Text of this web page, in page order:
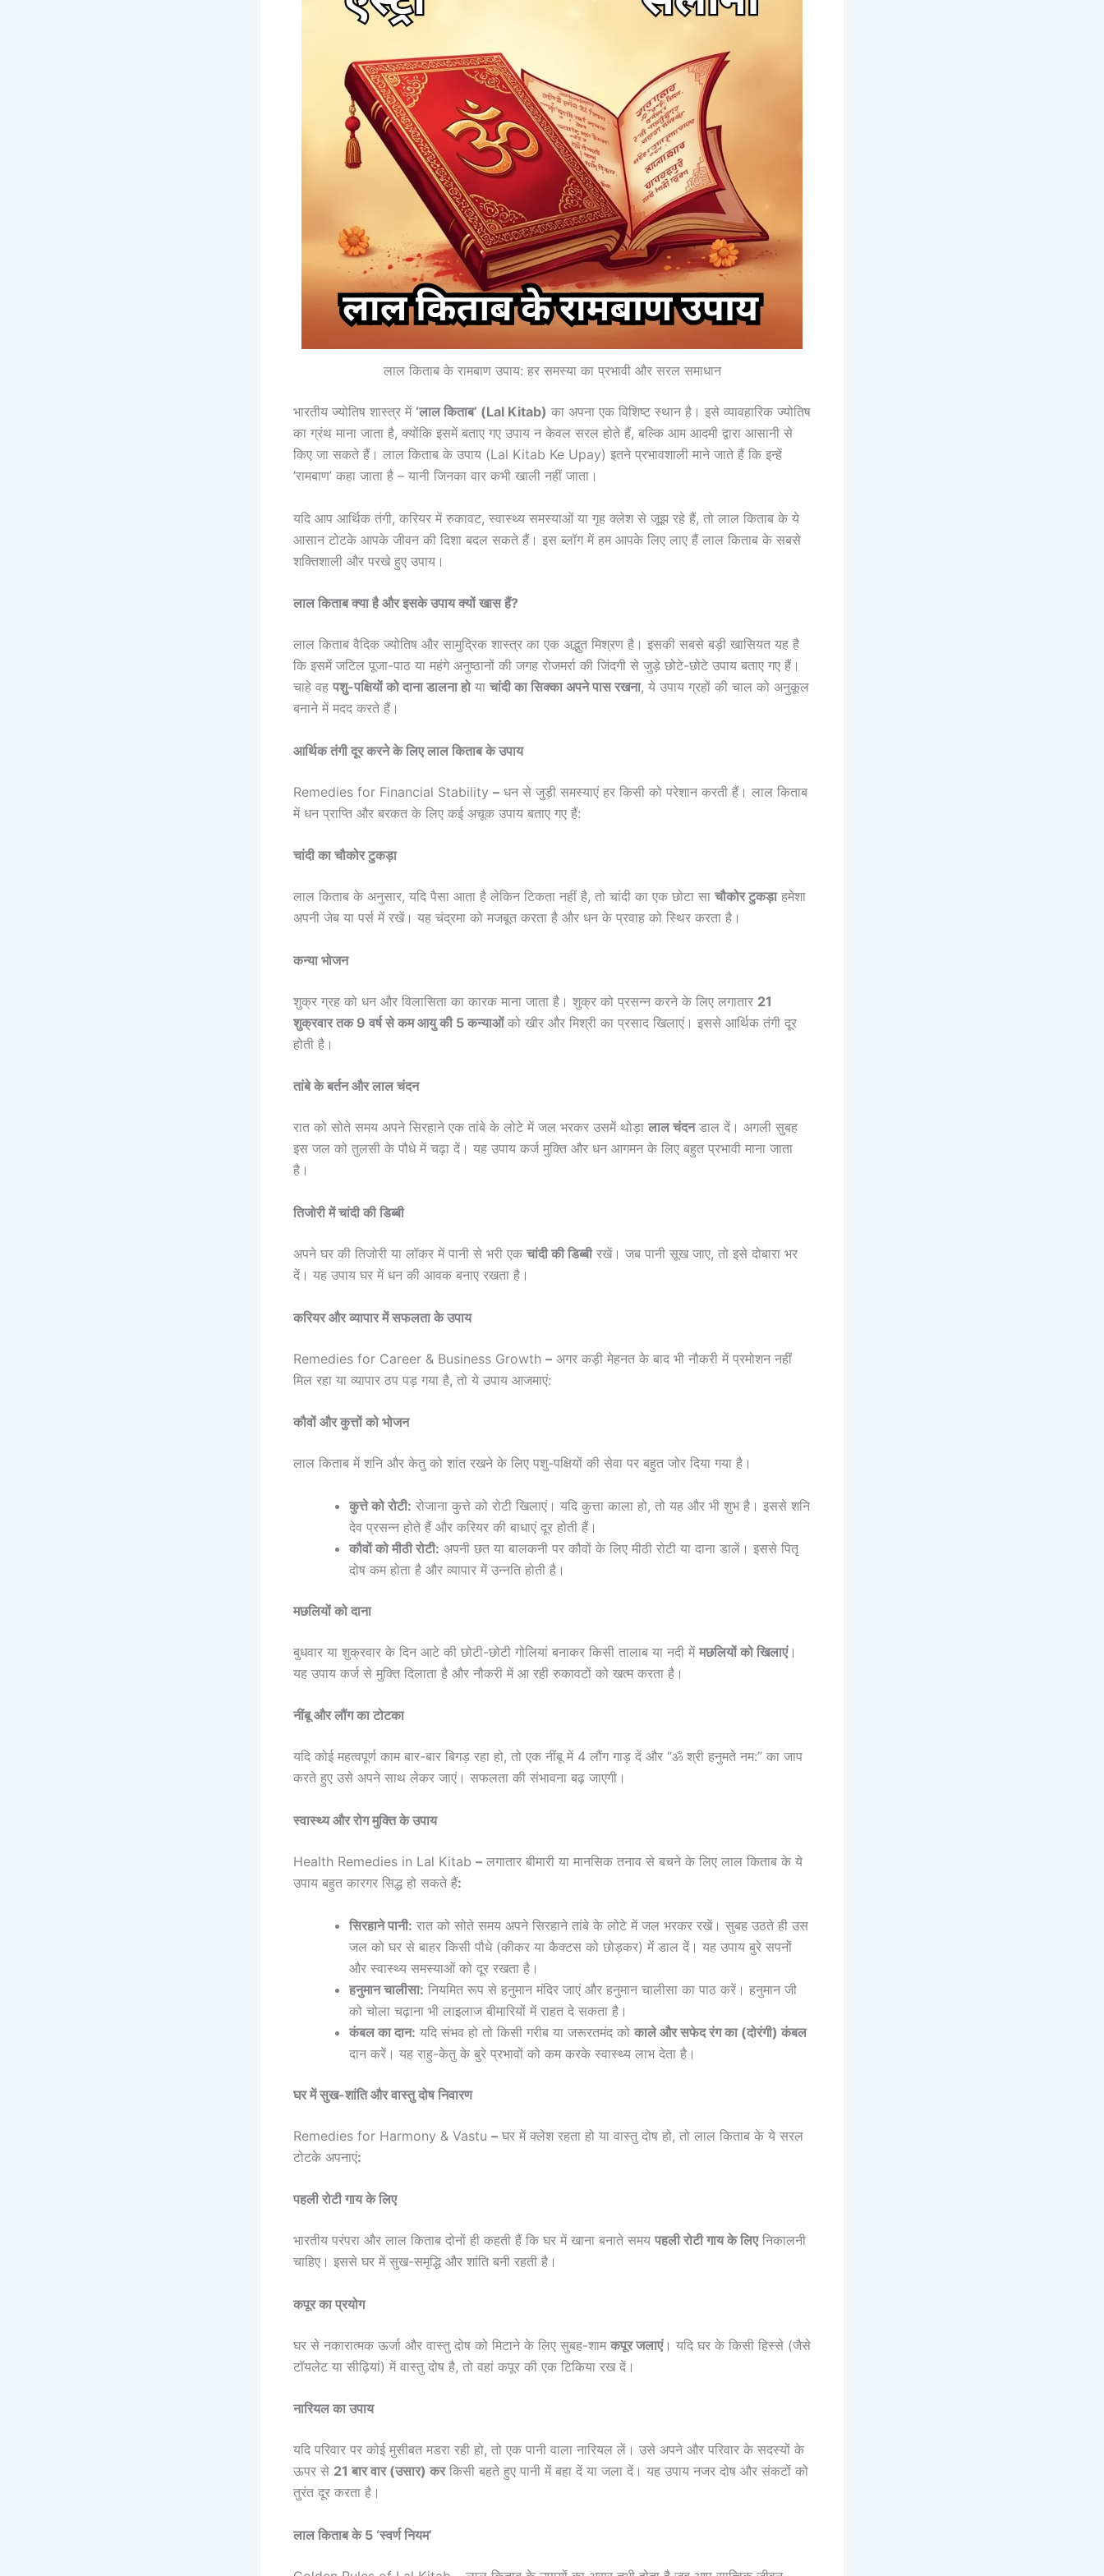
लाल किताब के रामबाण उपाय: हर समस्या का प्रभावी और सरल समाधान
भारतीय ज्योतिष शास्त्र में ‘लाल किताब’ (Lal Kitab) का अपना एक विशिष्ट स्थान है। इसे व्यावहारिक ज्योतिष
का ग्रंथ माना जाता है, क्योंकि इसमें बताए गए उपाय न केवल सरल होते हैं, बल्कि आम आदमी द्वारा आसानी से
किए जा सकते हैं। लाल किताब के उपाय (Lal Kitab Ke Upay) इतने प्रभावशाली माने जाते हैं कि इन्हें
‘रामबाण’ कहा जाता है – यानी जिनका वार कभी खाली नहीं जाता।
यदि आप आर्थिक तंगी, करियर में रुकावट, स्वास्थ्य समस्याओं या गृह क्लेश से जूझ रहे हैं, तो लाल किताब के ये
आसान टोटके आपके जीवन की दिशा बदल सकते हैं। इस ब्लॉग में हम आपके लिए लाए हैं लाल किताब के सबसे
शक्तिशाली और परखे हुए उपाय।
लाल किताब क्या है और इसके उपाय क्यों खास हैं?
लाल किताब वैदिक ज्योतिष और सामुद्रिक शास्त्र का एक अद्भुत मिश्रण है। इसकी सबसे बड़ी खासियत यह है
कि इसमें जटिल पूजा-पाठ या महंगे अनुष्ठानों की जगह रोजमर्रा की जिंदगी से जुड़े छोटे-छोटे उपाय बताए गए हैं।
चाहे वह पशु-पक्षियों को दाना डालना होया चांदी का सिक्का अपने पास रखना, ये उपाय ग्रहों की चाल को अनुकूल
बनाने में मदद करते हैं।
आर्थिक तंगी दूर करने के लिए लाल किताब के उपाय
Remedies for Financial Stability – धन से जुड़ी समस्याएं हर किसी को परेशान करती हैं। लाल किताब
में धन प्राप्ति और बरकत के लिए कई अचूक उपाय बताए गए हैं:
चांदी का चौकोर टुकड़ा
लाल किताब के अनुसार, यदि पैसा आता है लेकिन टिकता नहीं है, तो चांदी का एक छोटा सा चौकोर टुकड़ाहमेशा
अपनी जेब या पर्स में रखें। यह चंद्रमा को मजबूत करता है और धन के प्रवाह को स्थिर करता है।
कन्या भोजन
शुक्र ग्रह को धन और विलासिता का कारक माना जाता है। शुक्र को प्रसन्न करने के लिए लगातार 21
शुक्रवार तक 9 वर्ष से कम आयु की 5 कन्याओंको खीर और मिश्री का प्रसाद खिलाएं। इससे आर्थिक तंगी दूर
होती है।
तांबे के बर्तन और लाल चंदन
रात को सोते समय अपने सिरहाने एक तांबे के लोटे में जल भरकर उसमें थोड़ा लाल चंदनडाल दें। अगली सुबह
इस जल को तुलसी के पौधे में चढ़ा दें। यह उपाय कर्ज मुक्ति और धन आगमन के लिए बहुत प्रभावी माना जाता
है।
तिजोरी में चांदी की डिब्बी
अपने घर की तिजोरी या लॉकर में पानी से भरी एक चांदी की डिब्बीरखें। जब पानी सूख जाए, तो इसे दोबारा भर
दें। यह उपाय घर में धन की आवक बनाए रखता है।
करियर और व्यापार में सफलता के उपाय
Remedies for Career & Business Growth – अगर कड़ी मेहनत के बाद भी नौकरी में प्रमोशन नहीं
मिल रहा या व्यापार ठप पड़ गया है, तो ये उपाय आजमाएं:
कौवों और कुत्तों को भोजन
लाल किताब में शनि और केतु को शांत रखने के लिए पशु-पक्षियों की सेवा पर बहुत जोर दिया गया है।
कुत्ते को रोटी: रोजाना कुत्ते को रोटी खिलाएं। यदि कुत्ता काला हो, तो यह और भी शुभ है। इससे शनि
देव प्रसन्न होते हैं और करियर की बाधाएं दूर होती हैं।
कौवों को मीठी रोटी: अपनी छत या बालकनी पर कौवों के लिए मीठी रोटी या दाना डालें। इससे पितृ
दोष कम होता है और व्यापार में उन्नति होती है।
मछलियों को दाना
बुधवार या शुक्रवार के दिन आटे की छोटी-छोटी गोलियां बनाकर किसी तालाब या नदी में मछलियों को खिलाएं।
यह उपाय कर्ज से मुक्ति दिलाता है और नौकरी में आ रही रुकावटों को खत्म करता है।
नींबू और लौंग का टोटका
यदि कोई महत्वपूर्ण काम बार-बार बिगड़ रहा हो, तो एक नींबू में 4 लौंग गाड़ दें और “ॐ श्री हनुमते नम:” का जाप
करते हुए उसे अपने साथ लेकर जाएं। सफलता की संभावना बढ़ जाएगी।
स्वास्थ्य और रोग मुक्ति के उपाय
Health Remedies in Lal Kitab – लगातार बीमारी या मानसिक तनाव से बचने के लिए लाल किताब के ये
उपाय बहुत कारगर सिद्ध हो सकते हैं:
सिरहाने पानी: रात को सोते समय अपने सिरहाने तांबे के लोटे में जल भरकर रखें। सुबह उठते ही उस
जल को घर से बाहर किसी पौधे (कीकर या कैक्टस को छोड़कर) में डाल दें। यह उपाय बुरे सपनों
और स्वास्थ्य समस्याओं को दूर रखता है।
हनुमान चालीसा: नियमित रूप से हनुमान मंदिर जाएं और हनुमान चालीसा का पाठ करें। हनुमान जी
को चोला चढ़ाना भी लाइलाज बीमारियों में राहत दे सकता है।
कंबल का दान: यदि संभव हो तो किसी गरीब या जरूरतमंद को काले और सफेद रंग का (दोरंगी) कंबल
दान करें। यह राहु-केतु के बुरे प्रभावों को कम करके स्वास्थ्य लाभ देता है।
घर में सुख-शांति और वास्तु दोष निवारण
Remedies for Harmony & Vastu – घर में क्लेश रहता हो या वास्तु दोष हो, तो लाल किताब के ये सरल
टोटके अपनाएं:
पहली रोटी गाय के लिए
भारतीय परंपरा और लाल किताब दोनों ही कहती हैं कि घर में खाना बनाते समय पहली रोटी गाय के लिएनिकालनी
चाहिए। इससे घर में सुख-समृद्धि और शांति बनी रहती है।
कपूर का प्रयोग
घर से नकारात्मक ऊर्जा और वास्तु दोष को मिटाने के लिए सुबह-शाम कपूर जलाएं। यदि घर के किसी हिस्से (जैसे
टॉयलेट या सीढ़ियां) में वास्तु दोष है, तो वहां कपूर की एक टिकिया रख दें।
नारियल का उपाय
यदि परिवार पर कोई मुसीबत मडरा रही हो, तो एक पानी वाला नारियल लें। उसे अपने और परिवार के सदस्यों के
ऊपर से 21 बार वार (उसार) करकिसी बहते हुए पानी में बहा दें या जला दें। यह उपाय नजर दोष और संकटों को
तुरंत दूर करता है।
लाल किताब के 5 ‘स्वर्ण नियम’